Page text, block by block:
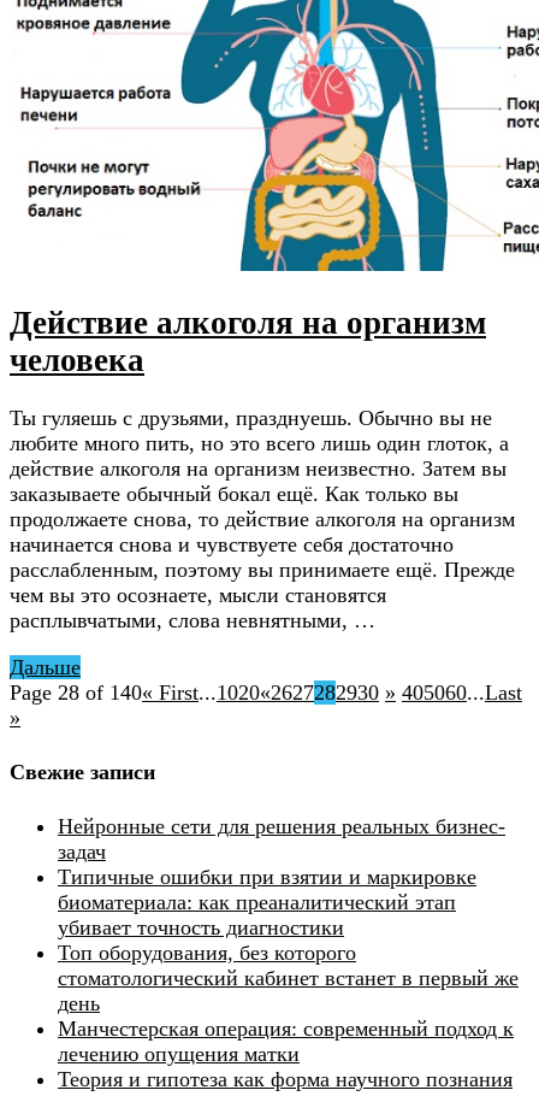
Действие алкоголя на организм
человека
Ты гуляешь с друзьями, празднуешь. Обычно вы не
любите много пить, но это всего лишь один глоток, а
действие алкоголя на организм неизвестно. Затем вы
заказываете обычный бокал ещё. Как только вы
продолжаете снова, то действие алкоголя на организм
начинается снова и чувствуете себя достаточно
расслабленным, поэтому вы принимаете ещё. Прежде
чем вы это осознаете, мысли становятся
расплывчатыми, слова невнятными, …
Дальше
Page 28 of 140« First...1020«2627282930 » 405060...Last
»
Свежие записи
Нейронные сети для решения реальных бизнес-
задач
Типичные ошибки при взятии и маркировке
биоматериала: как преаналитический этап
убивает точность диагностики
Топ оборудования, без которого
стоматологический кабинет встанет в первый же
день
Манчестерская операция: современный подход к
лечению опущения матки
Теория и гипотеза как форма научного познания